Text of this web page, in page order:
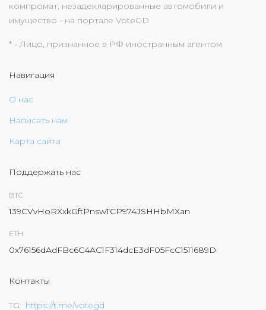
компромат, незадекларированные автомобили и
имущество - на портале VoteGD
* - Лицо, признанное в РФ иностранным агентом
Навигация
О нас
Написать нам
Карта сайта
Поддержать нас
BTC
139CVvHoRXxkGftPnswTCP974JSHHbMXan
ETH
0x76156dAdFBc6C4AC1F314dcE3dF05FcC1511689D
Контакты
TG https://t.me/votegd